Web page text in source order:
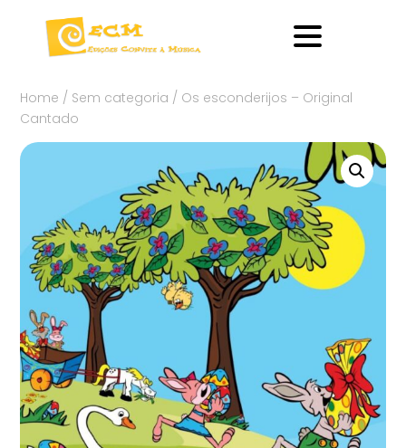
Home / Sem categoria / Os esconderijos – Original
Cantado